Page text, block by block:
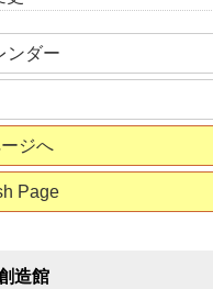
ンダー
ジへ
Page
造館